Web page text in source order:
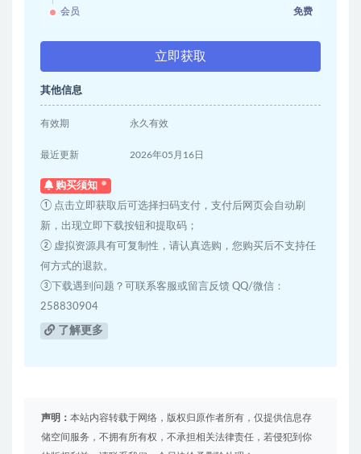
会员 免费
立即获取
其他信息
有效期 永久有效
最近更新 2026年05月16日
购买须知
① 点击立即获取后可选择扫码支付，支付后网页会自动刷
新，出现立即下载按钮和提取码；
② 虚拟资源具有可复制性，请认真选购，您购买后不支持任
何方式的退款。
③下载遇到问题？可联系客服或留言反馈 QQ/微信：
258830904
了解更多
声明： 本站内容转载于网络，版权归原作者所有，仅提供信息存
储空间服务，不拥有所有权，不承担相关法律责任，若侵犯到你